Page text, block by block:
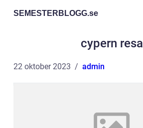
SEMESTERBLOGG.se
cypern resa
22 oktober 2023 admin